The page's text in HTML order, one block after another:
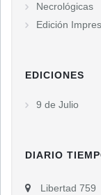
Necrológicas
Edición
EDICIONES
9 de Julio
DIARIO
Libertad 759